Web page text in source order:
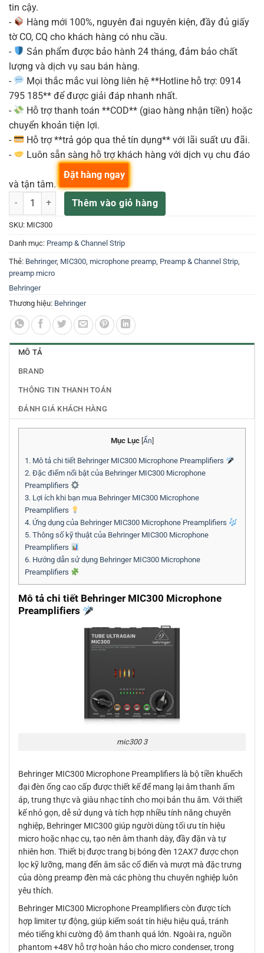
tin cậy.
-
Hàng mới 100%, nguyên đai nguyên kiện, đầy đủ giấy
tờ CO, CQ cho khách hàng có nhu cầu.
-
Sản phẩm được bảo hành 24 tháng, đảm bảo chất
lượng và dịch vụ sau bán hàng.
-
Mọi thắc mắc vui lòng liên hệ **Hotline hỗ trợ: 0914
795 185** để được giải đáp nhanh nhất.
-
Hỗ trợ thanh toán **COD** (giao hàng nhận tiền) hoặc
chuyển khoản tiện lợi.
-
Hỗ trợ **trả góp qua thẻ tín dụng** với lãi suất ưu đãi.
-
Luôn sẵn sàng hỗ trợ khách hàng với dịch vụ chu đáo
và tận tâm.
Behringer MIC300 Microphone Preamplifiers số lượng
Thêm vào giỏ hàng
Đặt hàng ngay
SKU: MIC300
Danh mục: Preamp & Channel Strip
Thẻ: Behringer, MIC300 microphone preamp Preamp & Channel Strip
preamp micro
Behringer
Thương hiệu: Behringer
MÔ TẢ
BRAND
THÔNG TIN THANH TOÁN
ĐÁNH GIÁ KHÁCH HÀNG
Mục Lục Ẩn
1. Mô tả chi tiết Behringer MIC300 Microphone Preamplifiers
2. Đặc điểm nổi bật của Behringer MIC300 Microphone
Preamplifiers
3. Lợi ích khi bạn mua Behringer MIC300 Microphone
Preamplifiers
4. Ứng dụng của Behringer MIC300 Microphone Preamplifiers
5. Thông số kỹ thuật của Behringer MIC300 Microphone
Preamplifiers
6. Hướng dẫn sử dụng Behringer MIC300 Microphone
Preamplifiers
Mô tả chi tiết Behringer MIC300 Microphone
Preamplifiers
mic300 3
Behringer MIC300 Microphone Preamplifiers là bộ tiền khuếch
đại đèn ống cao cấp được thiết kế để mang lại âm thanh ấm
áp, trung thực và giàu nhạc tính cho mọi bản thu âm. Với thiết
kế nhỏ gọn, dễ sử dụng và tích hợp nhiều tính năng chuyên
nghiệp, Behringer MIC300 giúp người dùng tối ưu tín hiệu
micro hoặc nhạc cụ, tạo nên âm thanh dày, đầy đặn và tự
nhiên hơn. Thiết bị được trang bị bóng đèn 12AX7 được chọn
lọc kỹ lưỡng, mang đến âm sắc cổ điển và mượt mà đặc trưng
của dòng preamp đèn mà các phòng thu chuyên nghiệp luôn
yêu thích.
Behringer MIC300 Microphone Preamplifiers còn được tích
hợp limiter tự động, giúp kiểm soát tín hiệu hiệu quả, tránh
méo tiếng khi cường độ âm thanh quá lớn. Ngoài ra, nguồn
phantom +48V hỗ trợ hoàn hảo cho micro condenser, trong